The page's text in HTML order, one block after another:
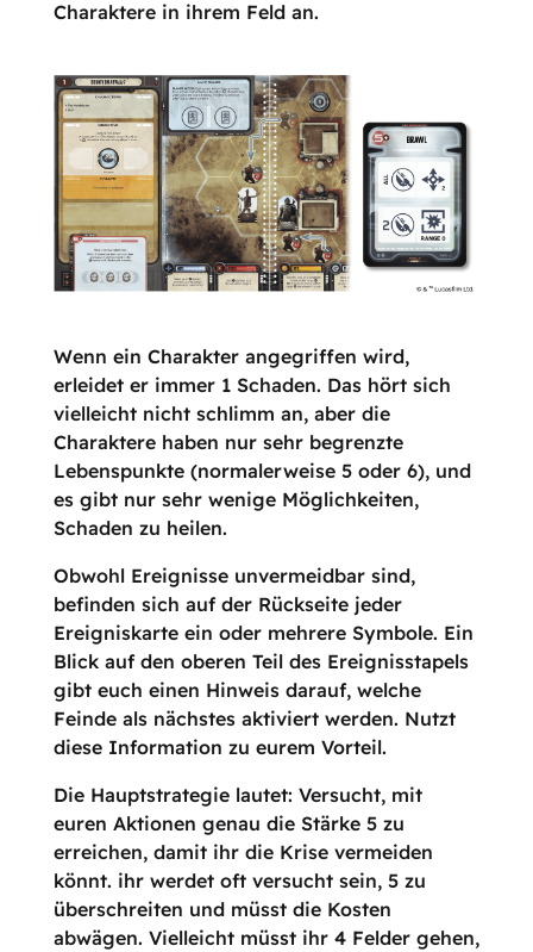
Charaktere in ihrem Feld an.
Wenn ein Charakter angegriffen wird,
erleidet er immer 1 Schaden. Das hört sich
vielleicht nicht schlimm an, aber die
Charaktere haben nur sehr begrenzte
Lebenspunkte (normalerweise 5 oder 6), und
es gibt nur sehr wenige Möglichkeiten,
Schaden zu heilen.
Obwohl Ereignisse unvermeidbar sind,
befinden sich auf der Rückseite jeder
Ereigniskarte ein oder mehrere Symbole. Ein
Blick auf den oberen Teil des Ereignisstapels
gibt euch einen Hinweis darauf, welche
Feinde als nächstes aktiviert werden. Nutzt
diese Information zu eurem Vorteil.
Die Hauptstrategie lautet: Versucht, mit
euren Aktionen genau die Stärke 5 zu
erreichen, damit ihr die Krise vermeiden
könnt. ihr werdet oft versucht sein, 5 zu
überschreiten und müsst die Kosten
abwägen. Vielleicht müsst ihr 4 Felder gehen,